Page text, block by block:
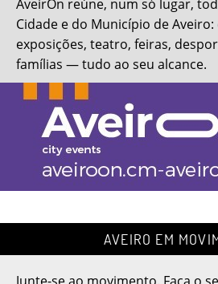
AveirOn reúne, num só lugar,
Cidade e do Município de
exposições, teatro, feiras,
famílias — tudo ao seu alcance.
AVEIRO EM